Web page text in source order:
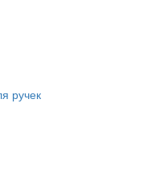
ручек